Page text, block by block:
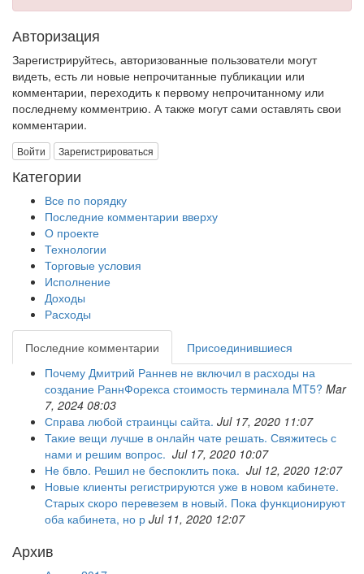
Авторизация
Зарегистрируйтесь, авторизованные пользователи могут
видеть, есть ли новые непрочитанные публикации или
комментарии, переходить к первому непрочитанному или
последнему комментрию. А также могут сами оставлять свои
комментарии.
Войти Зарегистрироваться
Категории
Все по порядку
Последние комментарии вверху
О проекте
Технологии
Торговые условия
Исполнение
Доходы
Расходы
Последние комментарии
Присоединившиеся
Почему Дмитрий Раннев не включил в расходы на
создание РаннФорекса стоимость терминала MT5? Mar
7, 2024 08:03
Справа любой страинцы сайта. Jul 17, 2020 11:07
Такие вещи лучше в онлайн чате решать. Свяжитесь с
нами и решим вопрос. Jul 17, 2020 10:07
Не бвло. Решил не беспоклить пока. Jul 12, 2020 12:07
Новые клиенты регистрируются уже в новом кабинете.
Старых скоро перевезем в новый. Пока функционируют
оба кабинета, но р Jul 11, 2020 12:07
Архив